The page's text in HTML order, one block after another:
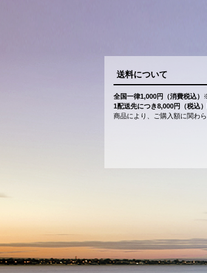
送料について
全国一律1,000円（消費税込）
1配送先につき8,000円（税込
商品により、ご購入額に関わ